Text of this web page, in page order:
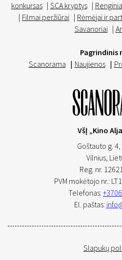
konkursas | SCA kryptys |
| Filmai peržiūrai | Rėmėjai ir
Savanoriai |
Pagrindinis
Scanorama | Naujienos |
VšĮ „Kino
Goštauto g.
Vilnius,
Reg. nr.
PVM mokėtojo nr.:
Telefonas:
El. paštas:
Slapukų